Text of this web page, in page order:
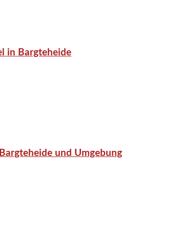
in Bargteheide
und Umgebung